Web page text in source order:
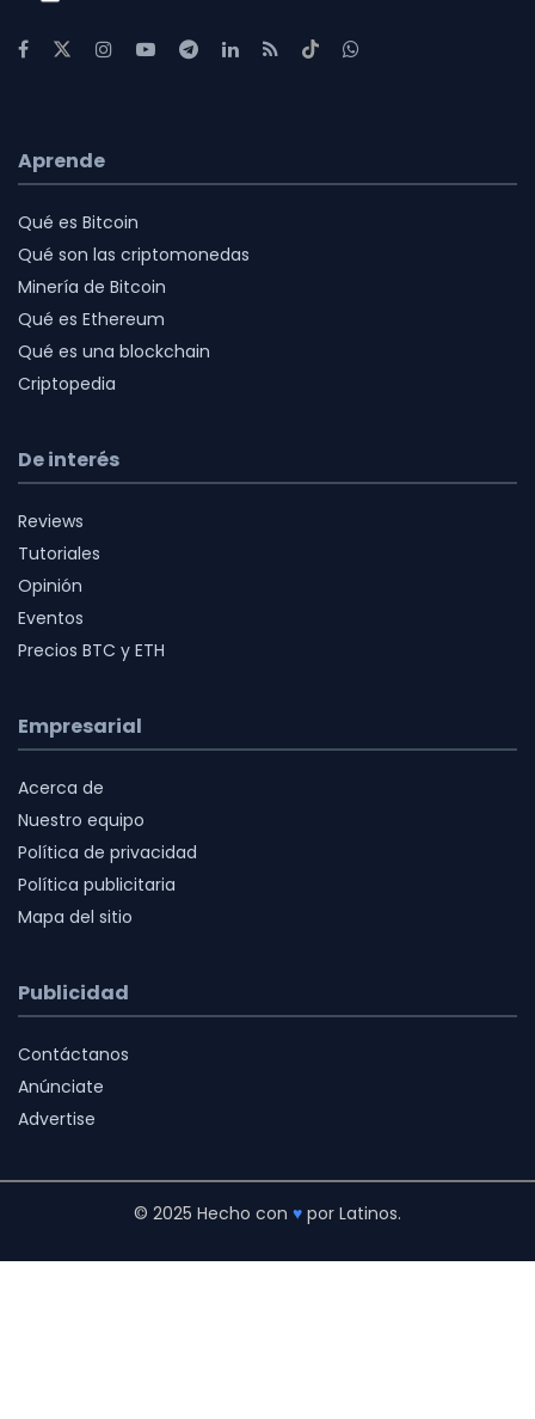
Aprende
Qué es Bitcoin
Qué son las criptomonedas
Minería de Bitcoin
Qué es Ethereum
Qué es una blockchain
Criptopedia
De interés
Reviews
Tutoriales
Opinión
Eventos
Precios BTC y ETH
Empresarial
Acerca de
Nuestro equipo
Política de privacidad
Política publicitaria
Mapa del sitio
Publicidad
Contáctanos
Anúnciate
Advertise
© 2025 Hecho con ♥ por Latinos.